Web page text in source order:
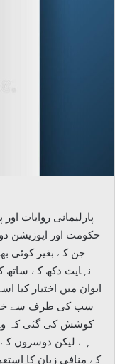
پارلیمانی روایات
حکومت اور اپوزیشن
جن کے بغیر کوئی
نہایت دکھ کے ساتھ
ایوان میں اختیار کیا
سب کی طرف سے خوش
کوشش کی گئی کہ وہ
ہے لیکن دوسروں کے
کے منافی زبان کا